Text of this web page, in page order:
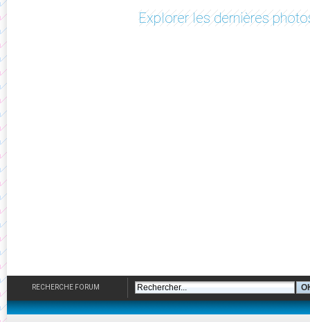
Explorer les dernières
RECHERCHE FORUM